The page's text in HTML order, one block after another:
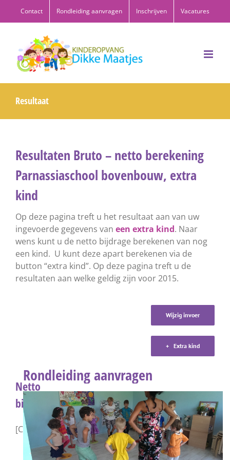
Contact Rondleiding aanvragen Inschrijven Vacatures
Resultaat
Resultaten Bruto – netto berekening
Parnassiaschool bovenbouw, extra
kind
Op deze pagina treft u het resultaat aan van uw
ingevoerde gegevens van een extra kind. Naar
wens kunt u de netto bijdrage berekenen van nog
een kind. U kunt deze apart berekenen via de
button “extra kind”. Op deze pagina treft u de
resultaten aan welke geldig zijn voor 2015.
Wijzig invoer
+ Extra kind
Netto
bijdrage
[CP_CALCULATED_FIELDS_RESULT]
Rondleiding aanvragen